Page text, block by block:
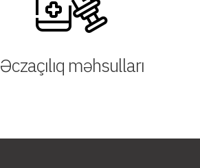
Əczaçılıq məhsulları